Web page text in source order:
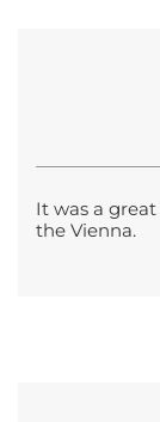
It was a
the Vienna.